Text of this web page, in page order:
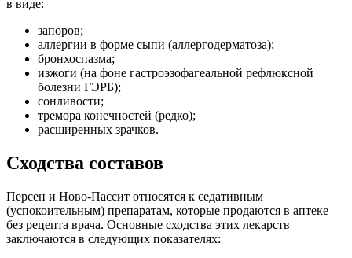
в виде:
запоров;
аллергии в форме сыпи (аллергодерматоза);
бронхоспазма;
изжоги (на фоне гастроэзофагеальной рефлюксной
болезни ГЭРБ);
сонливости;
тремора конечностей (редко);
расширенных зрачков.
Сходства составов
Персен и Ново-Пассит относятся к седативным
(успокоительным) препаратам, которые продаются в аптеке
без рецепта врача. Основные сходства этих лекарств
заключаются в следующих показателях: